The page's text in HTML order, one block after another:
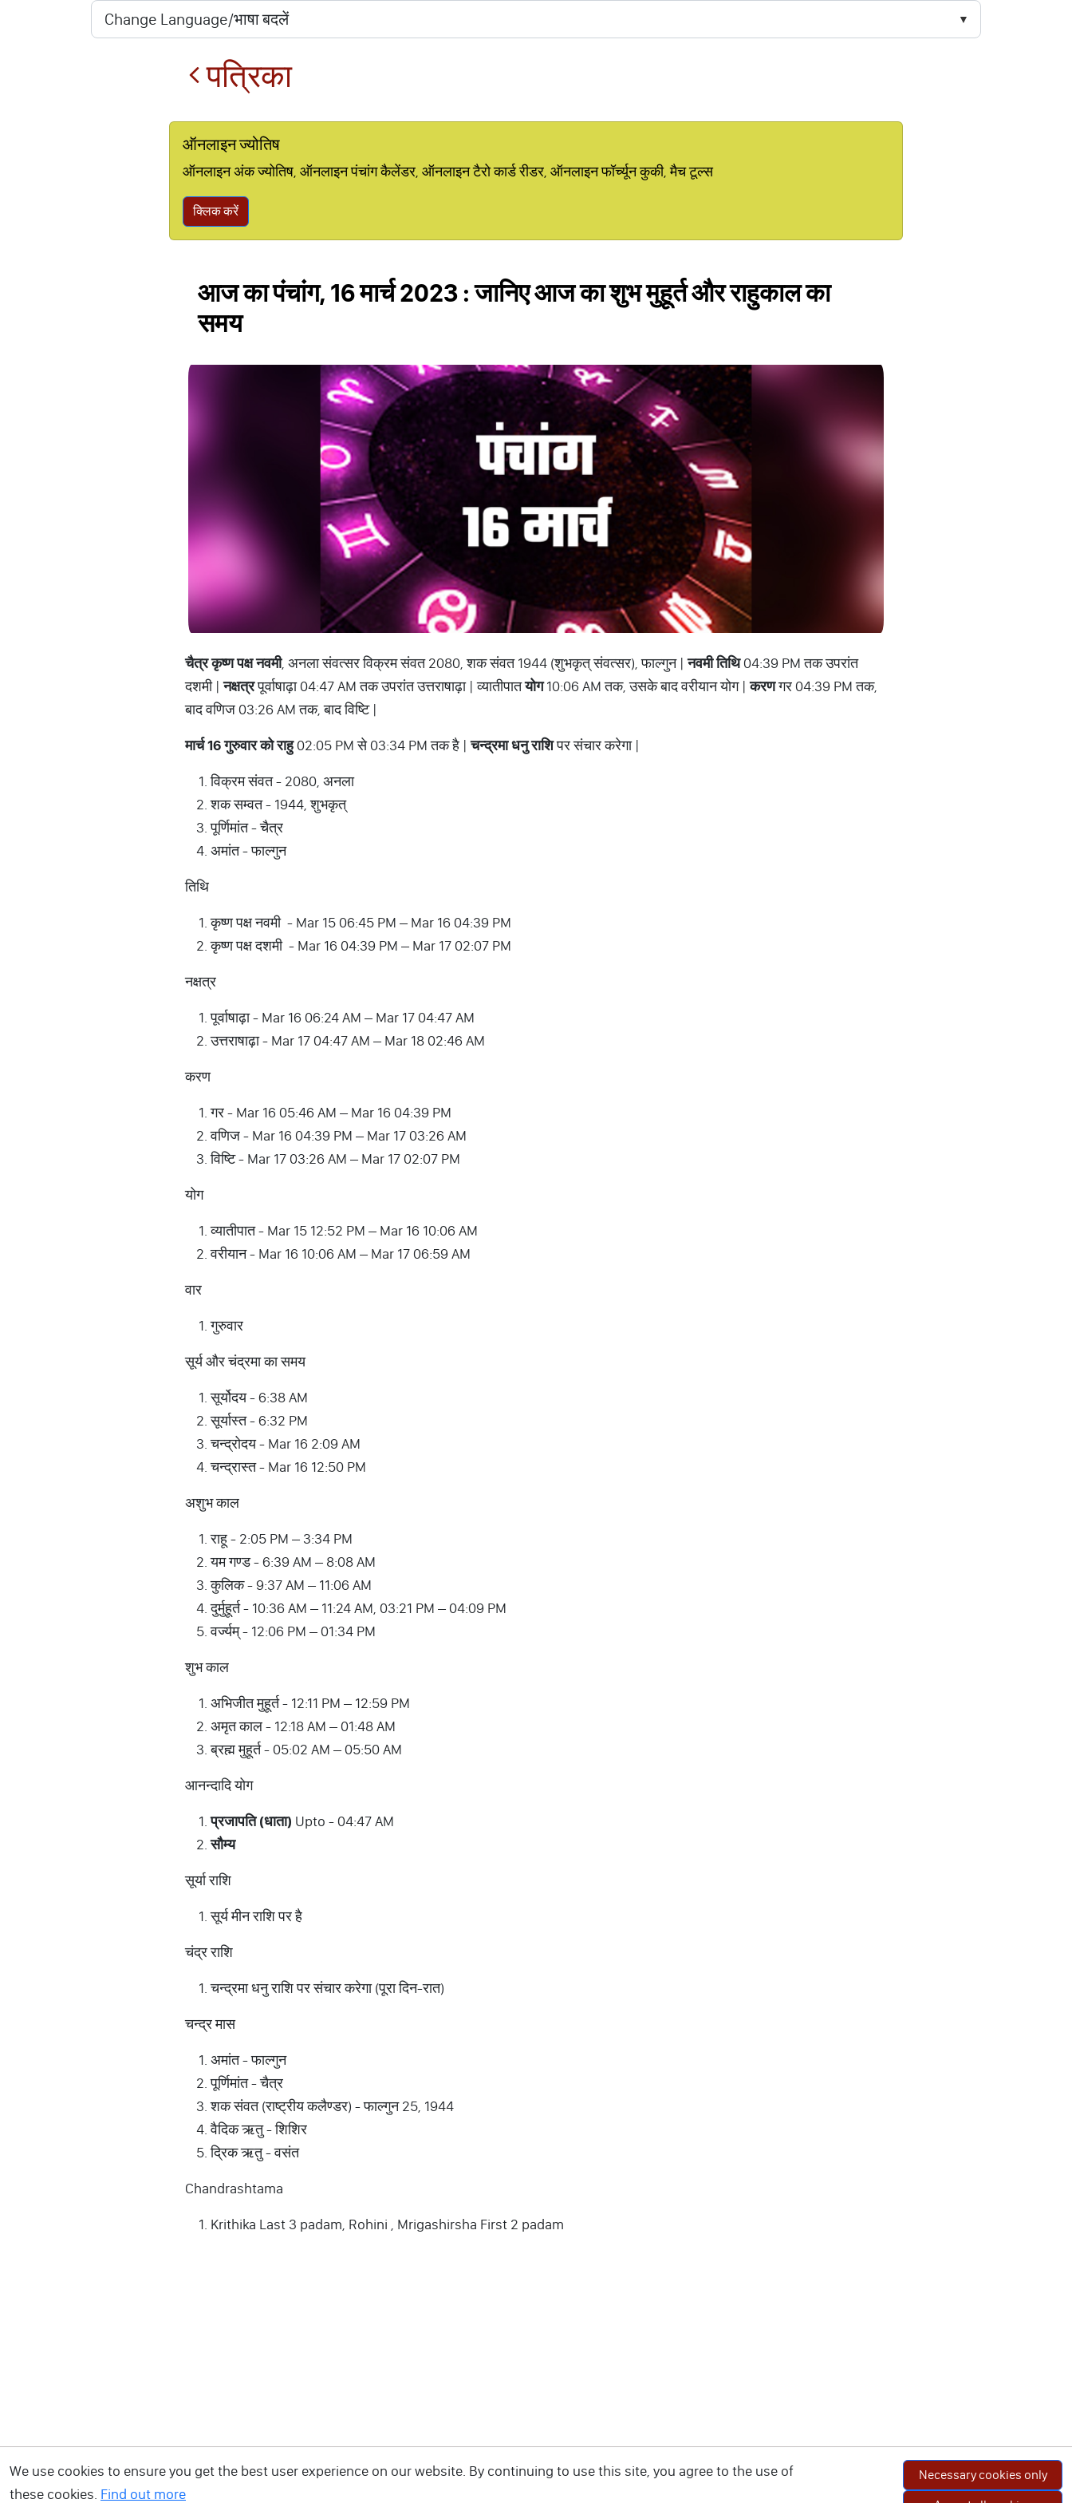
पत्रिका
ऑनलाइन ज्योतिष
ऑनलाइन अंक ज्योतिष, ऑनलाइन पंचांग कैलेंडर, ऑनलाइन टैरो कार्ड रीडर, ऑनलाइन फॉर्च्यून कुकी, मैच टूल्स
क्लिक करें
आज का पंचांग, 16 मार्च 2023 : जानिए आज का शुभ मुहूर्त और राहुकाल का
समय
चैत्र कृष्ण पक्ष नवमी, अनला संवत्सर विक्रम संवत 2080, शक संवत 1944 (शुभकृत् संवत्सर), फाल्गुन |नवमी तिथि04:39 PM तक उपरांत
दशमी |नक्षत्रपूर्वाषाढ़ा 04:47 AM तक उपरांत उत्तराषाढ़ा | व्यातीपातयोग10:06 AM तक, उसके बाद वरीयान योग |करणगर 04:39 PM तक,
बाद वणिज 03:26 AM तक, बाद विष्टि |
मार्च 16 गुरुवार को राहु02:05 PM से 03:34 PM तक है |चन्द्रमा धनु राशिपर संचार करेगा |
विक्रम संवत - 2080, अनला
शक सम्वत - 1944, शुभकृत्
पूर्णिमांत - चैत्र
अमांत - फाल्गुन
तिथि
कृष्ण पक्ष नवमी - Mar 15 06:45 PM – Mar 16 04:39 PM
कृष्ण पक्ष दशमी - Mar 16 04:39 PM – Mar 17 02:07 PM
नक्षत्र
पूर्वाषाढ़ा - Mar 16 06:24 AM – Mar 17 04:47 AM
उत्तराषाढ़ा - Mar 17 04:47 AM – Mar 18 02:46 AM
करण
गर - Mar 16 05:46 AM – Mar 16 04:39 PM
वणिज - Mar 16 04:39 PM – Mar 17 03:26 AM
विष्टि - Mar 17 03:26 AM – Mar 17 02:07 PM
योग
व्यातीपात - Mar 15 12:52 PM – Mar 16 10:06 AM
वरीयान - Mar 16 10:06 AM – Mar 17 06:59 AM
वार
गुरुवार
सूर्य और चंद्रमा का समय
सूर्योदय - 6:38 AM
सूर्यास्त - 6:32 PM
चन्द्रोदय - Mar 16 2:09 AM
चन्द्रास्त - Mar 16 12:50 PM
अशुभ काल
राहू - 2:05 PM – 3:34 PM
यम गण्ड - 6:39 AM – 8:08 AM
कुलिक - 9:37 AM – 11:06 AM
दुर्मुहूर्त - 10:36 AM – 11:24 AM, 03:21 PM – 04:09 PM
वर्ज्यम् - 12:06 PM – 01:34 PM
शुभ काल
अभिजीत मुहूर्त - 12:11 PM – 12:59 PM
अमृत काल - 12:18 AM – 01:48 AM
ब्रह्म मुहूर्त - 05:02 AM – 05:50 AM
आनन्दादि योग
प्रजापति (धाता) Upto - 04:47 AM
सौम्य
सूर्या राशि
सूर्य मीन राशि पर है
चंद्र राशि
चन्द्रमा धनु राशि पर संचार करेगा (पूरा दिन-रात)
चन्द्र मास
अमांत - फाल्गुन
पूर्णिमांत - चैत्र
शक संवत (राष्ट्रीय कलैण्डर) - फाल्गुन 25, 1944
वैदिक ऋतु - शिशिर
द्रिक ऋतु - वसंत
Chandrashtama
Krithika Last 3 padam, Rohini , Mrigashirsha First 2 padam
We use cookies to ensure you get the best user experience on our website. By continuing to use this site, you agree to the use of
these cookies. Find out more
Necessary cookies only